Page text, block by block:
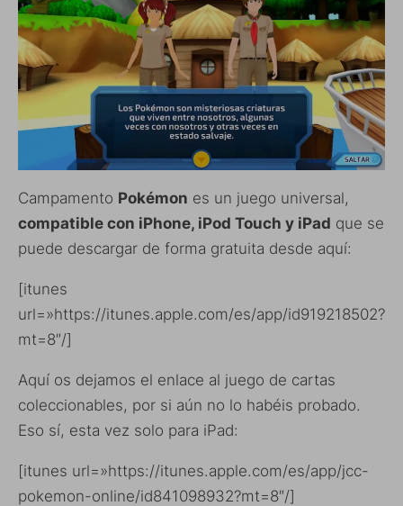
Campamento Pokémon es un juego universal,
compatible con iPhone, iPod Touch y iPad que se
puede descargar de forma gratuita desde aquí:
[itunes
url=»https://itunes.apple.com/es/app/id919218502?
mt=8″/]
Aquí os dejamos el enlace al juego de cartas
coleccionables, por si aún no lo habéis probado.
Eso sí, esta vez solo para iPad:
[itunes url=»https://itunes.apple.com/es/app/jcc-
pokemon-online/id841098932?mt=8″/]